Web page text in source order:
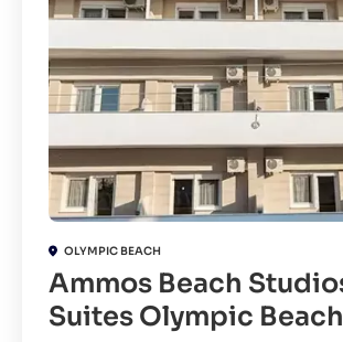
OLYMPIC BEACH
Ammos Beach
Suites Olympic Beach